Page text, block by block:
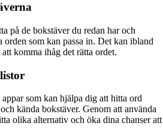
på de bokstäver du redan har och
som kan passa in. Det kan ibland
komma ihåg det rätta ordet.
som kan hjälpa dig att hitta ord
kända bokstäver. Genom att använda
olika alternativ och öka dina chanser att